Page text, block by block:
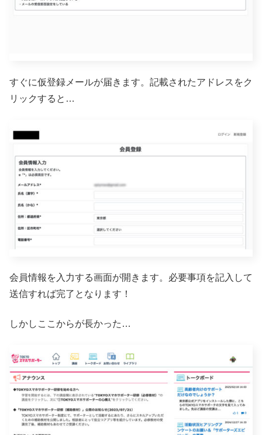
すぐに仮登録メールが届きます。記載されたアドレスをク
リックすると…
会員情報を入力する画面が開きます。必要事項を記入して
送信すれば完了となります！
しかしここからが長かった…